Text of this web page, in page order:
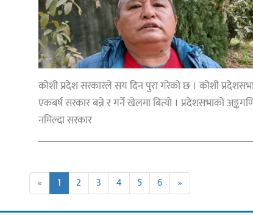
कोशी प्रदेश सरकारले सय दिन पुरा गरेको छ । कोशी
एकबर्ष सरकार बन्ने र गर्ने खेलमा बित्यो । प्रदेशसभाको
नमिल्दा सरकार
« 1 2 3 4 5 6 »